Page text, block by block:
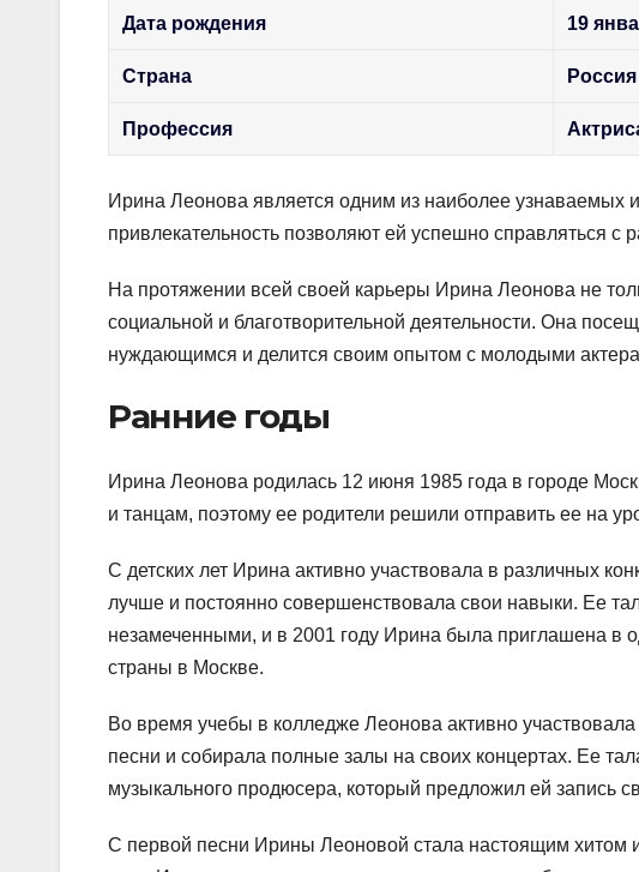
Дата рождения 19
Страна Россия
Профессия
Ирина Леонова является одним из наиболее узнаваемых
привлекательность позволяют ей успешно справляться
На протяжении всей своей карьеры Ирина Леонова не
социальной и благотворительной деятельности. Она
нуждающимся и делится своим опытом с молодыми
Ранние годы
Ирина Леонова родилась 12 июня 1985 года в городе
и танцам, поэтому ее родители решили отправить ее на
С детских лет Ирина активно участвовала в различных
лучше и постоянно совершенствовала свои навыки. Ее
незамеченными, и в 2001 году Ирина была приглашена в
страны в Москве.
Во время учебы в колледже Леонова активно
песни и собирала полные залы на своих концертах. Ее
музыкального продюсера, который предложил ей запись
С первой песни Ирины Леоновой стала настоящим хитом